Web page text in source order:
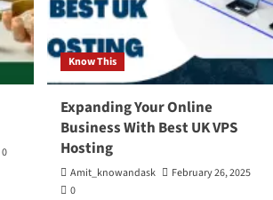
0
Know This
Expanding Your Online
Business With Best UK VPS
Hosting
Amit_knowandask
February 26, 2025
0